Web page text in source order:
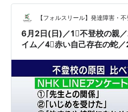
してしまうのが、 不登校になり
【フォルスリール】発達障害・
6月2日(日)／1⃣不登校の親
イム／4⃣赤い自己存在の蛇